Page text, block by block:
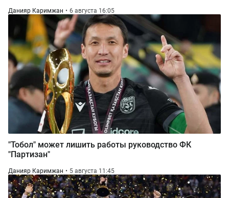
Данияр Каримжан 6 августа 16:05
"Тобол" может лишить работы руководство ФК
"Партизан"
Данияр Каримжан 5 августа 11:45